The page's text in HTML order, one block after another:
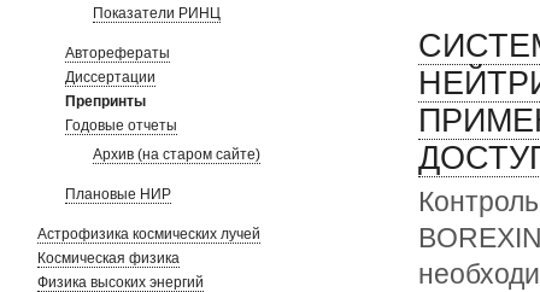
Показатели РИНЦ
Авторефераты
Диссертации
Препринты
Годовые отчеты
Архив (на старом сайте)
Плановые НИР
Астрофизика космических лучей
Космическая физика
Физика высоких энергий